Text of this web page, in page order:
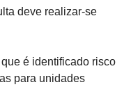
deve realizar-se
é identificado risco
para unidades